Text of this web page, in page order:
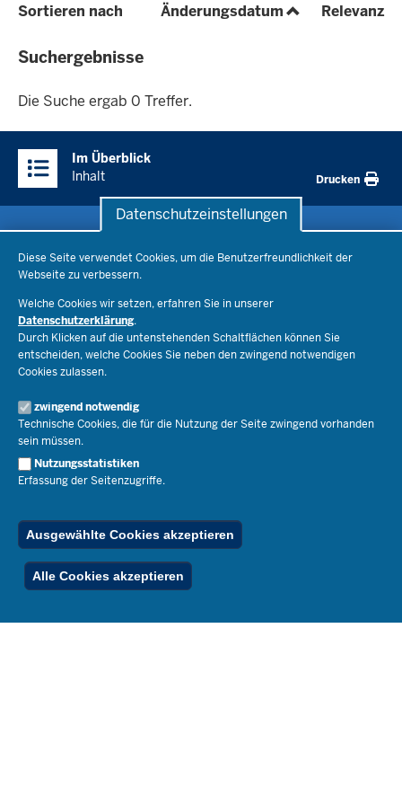
Datenschutzeinstellungen
Diese Seite verwendet Cookies, um die Benutzerfreundlichkeit der
Webseite zu verbessern.
Welche Cookies wir setzen, erfahren Sie in unserer
Datenschutzerklärung.
Durch Klicken auf die untenstehenden Schaltflächen können Sie
entscheiden, welche Cookies Sie neben den zwingend notwendigen
Cookies zulassen.
zwingend notwendig
Technische Cookies, die für die Nutzung der Seite zwingend vorhanden
sein müssen.
Nutzungsstatistiken
Erfassung der Seitenzugriffe.
Ausgewählte Cookies akzeptieren
Alle Cookies akzeptieren
Sortieren nach Änderungsdatum(aufsteigend)
Relevanz
Suchergebnisse
Die
ergab
Die Suche ergab 0 Treffer.
Inhalte
Im Überblick
Inhalt
Drucken
Bildungsthemen
Lehrkräfte
Recht
Schulleben
Ministerium
Ministerin Dorothee Feller
Staatssekretär Dr. Urban Mauer
Open Government
Bibliothek
Veranstaltungen
Geschäftsbereich
Presse
Pressefotos
Social Media
Pressekontakt
Service
Schule(n) suchen
Kontakt
Der Weg zu uns
Publikationen
RSS-Feed
Ferienordnung
Spezialangebote
© 2026 Bildungsportal NRW
Below
Footer
Menu
Inhalt Impressum Datenschutz